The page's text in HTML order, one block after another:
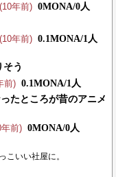
(10年前) 0MONA/0人
(10年前) 0.1MONA/1人
う
前) 0.1MONA/1人
たところが昔のアニメ
年前) 0MONA/0人
こいい社屋に。